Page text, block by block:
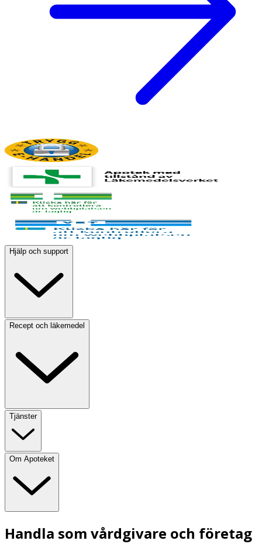
Hjälp och support
Recept och läkemedel
Tjänster
Om Apoteket
Handla som vårdgivare och företag